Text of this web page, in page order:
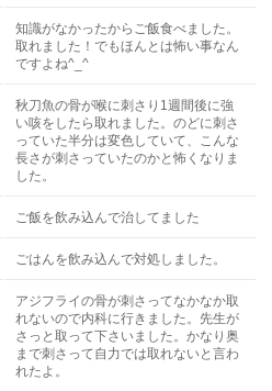
知識がなかったからご飯食べました。
取れました！でもほんとは怖い事なん
ですよね^_^
秋刀魚の骨が喉に刺さり1週間後に強
い咳をしたら取れました。のどに刺さ
っていた半分は変色していて、こんな
長さが刺さっていたのかと怖くなりま
した。
ご飯を飲み込んで治してました
ごはんを飲み込んで対処しました。
アジフライの骨が刺さってなかなか取
れないので内科に行きました。先生が
さっと取って下さいました。かなり奥
まで刺さって自力では取れないと言わ
れたよ。